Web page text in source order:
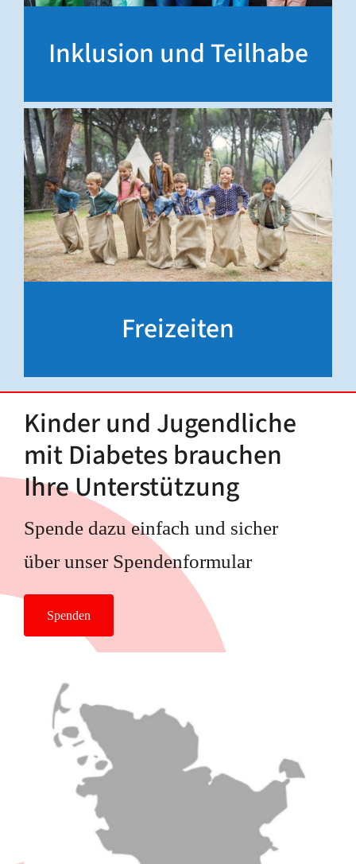
Inklusion und Teilhabe
Freizeiten
Kinder und Jugendliche
mit Diabetes brauchen
Ihre Unterstützung
Spende dazu einfach und sicher
über unser Spendenformular
Spenden